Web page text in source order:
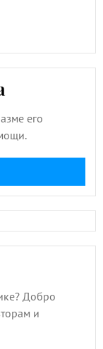
его
Добро
и